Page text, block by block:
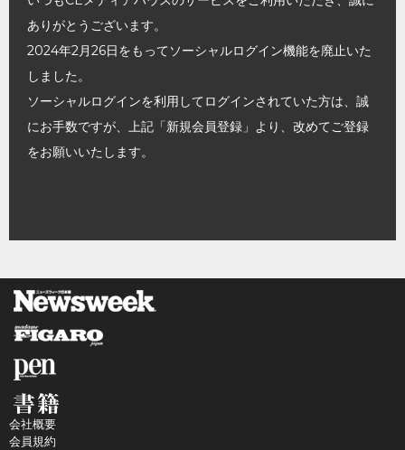
ありがとうございます。
2024年2月26日をもってソーシャルログイン機能を廃止いた
しました。
ソーシャルログインを利用してログインされていた方は、誠
にお手数ですが、上記「新規会員登録」より、改めてご登録
をお願いいたします。
会社概要
会員規約